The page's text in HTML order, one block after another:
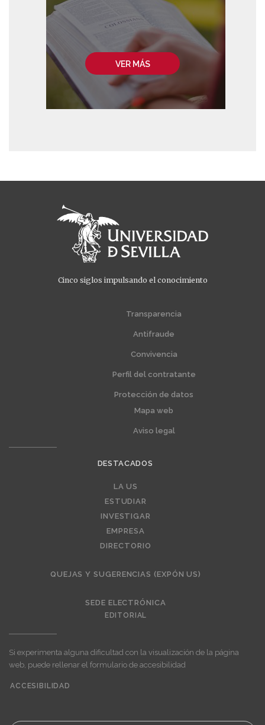
VER MÁS
Cinco siglos impulsando el conocimiento
Transparencia
Antifraude
Convivencia
Perfil del contratante
Protección de datos
Mapa web
Aviso legal
DESTACADOS
LA US
ESTUDIAR
INVESTIGAR
EMPRESA
DIRECTORIO
QUEJAS Y SUGERENCIAS (EXPÓN US)
SEDE ELECTRÓNICA
EDITORIAL
Si experimenta alguna dificultad con la visualización de la página
web, puede rellenar el formulario de accesibilidad
menu
ACCESIBILIDAD